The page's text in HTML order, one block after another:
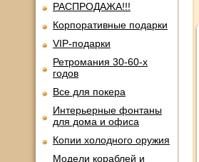
РАСПРОДАЖА!!!
Корпоративные подарки
VIP-подарки
Ретромания 30-60-х
годов
Все для покера
Интерьерные фонтаны
для дома и офиса
Копии холодного оружия
Модели кораблей и